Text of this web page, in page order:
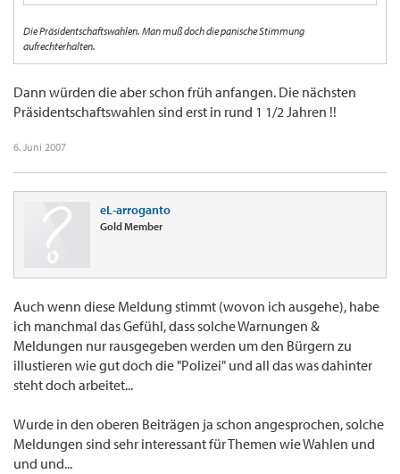
Die Präsidentschaftswahlen. Man muß doch die panische Stimmung
aufrechterhalten.
Dann würden die aber schon früh anfangen. Die nächsten
Präsidentschaftswahlen sind erst in rund 1 1/2 Jahren !!
6. Juni 2007
eL-arroganto
Gold Member
Auch wenn diese Meldung stimmt (wovon ich ausgehe), habe
ich manchmal das Gefühl, dass solche Warnungen &
Meldungen nur rausgegeben werden um den Bürgern zu
illustieren wie gut doch die "Polizei" und all das was dahinter
steht doch arbeitet...
Wurde in den oberen Beiträgen ja schon angesprochen, solche
Meldungen sind sehr interessant für Themen wie Wahlen und
und und...